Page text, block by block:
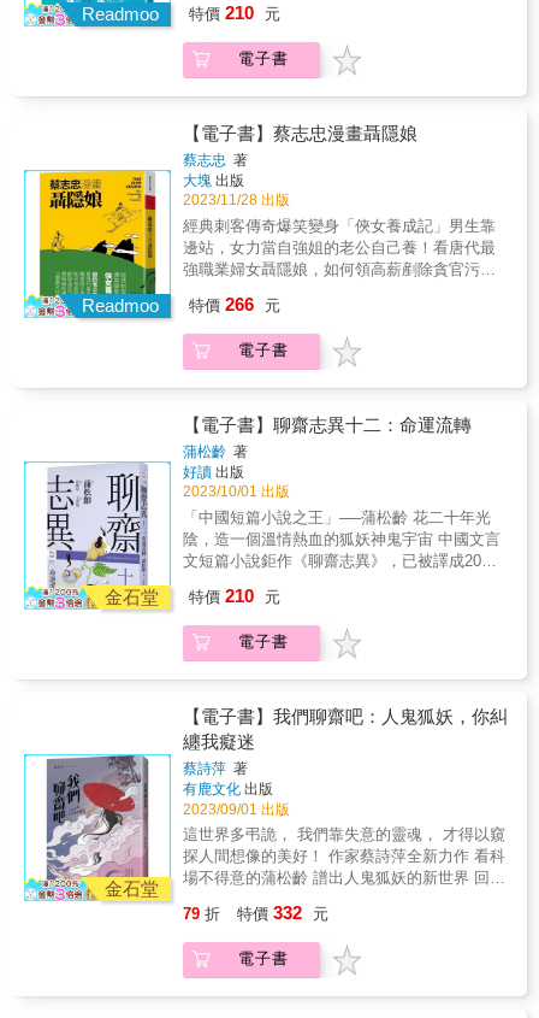
受。） ◎飽吃惠州飯，細和淵明詩 蘇東坡被貶
至惠州，雖有官職，生活仍然貧困。 沒酒可喝
時，他想起了陶淵明： 「誰謂淵明貧，尚有一
放逐儋州，東坡不幸海南幸 歷經大風大浪、來
到儋州，蘇東坡更加體悟陶淵明的超然， 抱持
著不再北歸的心，他打算安居下來，在一首和
陶詩裡寫道： 「借我三畝地，結茅為子鄰。鴃
舌倘可學，化為黎母民。」 （我要在這裡蓋房
子，成為你的鄰居，也學你的方言，成為海南
本地人。） ◎廬山敬淵明與東坡 旅途終站，來
到陶淵明隱居的廬山，偶然見到蘇東坡落款
「歸去來兮」 ──陶淵明最後一次當官，只做了
田園、重返自然的喜悅； 而蘇東坡遠謫儋州，
田園生活實屬不得已，但他在這首詩中找到內
心寧靜， 形體在異鄉漂流，卻創造出心靈的桃
花源。 無論境遇順逆，蘇東坡總能療癒自己，
只因他心中有陶淵明這位知己。 漢學家親訪行
旅足跡，感受兩大文豪的靈魂撞擊。 名人推薦
&& & 作家、丹鳳高中圖書館主任／宋怡慧 虎
尾科大語言中心教授、詩人／王文仁 FB粉絲團
「Lijune．綠君麻麻」版主／綠君麻麻 比爾．
波特是個美國人，但他比許多華人更深入抵達
了傳統中華文化的核心。那裡不僅有遠去的詩
歌和田園，還有閃亮的人格與風骨。──作家／
蔣方舟 比爾．波特在《一念桃花源》中，用酒
和詩跟千年前的詩人對話，把讀者帶到久遠年
代前，桃花源般的詩境裡。──音樂創作者／胡
話， 這是多麼神奇和動人的靈魂撞擊！ 作者決
舊居， 從揚州開始，沿著蘇東坡貶官惠州、儋
州之路，最後北歸常州， 親身感受這場橫跨
700年、兩位文豪的靈魂撞擊。 ◎「我不如陶
訪谷林堂──這是蘇東坡為紀念貴人歐陽修而
建。 57歲，蘇東坡任揚州知州，心中已有歸隱
想法，但還不忍放棄仕途， 糾結之際，他與陶
淵明精神對話，唱和20首〈飲酒〉詩。 每到訪
一處詩人生活過的地方，比爾波特都會朗讀一
首詩表達敬意， 在這裡他讀〈和陶飲酒〉其
一：「偶得酒中趣，空杯亦常持。」 （我領會
受。） ◎飽吃惠州飯，細和淵明詩 蘇東坡被貶
至惠州，雖有官職，生活仍然貧困。 沒酒可喝
時，他想起了陶淵明： 「誰謂淵明貧，尚有一
放逐儋州，東坡不幸海南幸 歷經大風大浪、來
到儋州，蘇東坡更加體悟陶淵明的超然， 抱持
著不再北歸的心，他打算安居下來，在一首和
陶詩裡寫道： 「借我三畝地，結茅為子鄰。鴃
舌倘可學，化為黎母民。」 （我要在這裡蓋房
子，成為你的鄰居，也學你的方言，成為海南
本地人。） ◎廬山敬淵明與東坡 旅途終站，來
「歸去來兮」 ──陶淵明最後一次當官，只做了
田園、重返自然的喜悅； 而蘇東坡遠謫儋州，
田園生活實屬不得已，但他在這首詩中找到內
心寧靜， 形體在異鄉漂流，卻創造出心靈的桃
花源。 無論境遇順逆，蘇東坡總能療癒自己，
只因他心中有陶淵明這位知己。 漢學家親訪行
旅足跡，感受兩大文豪的靈魂撞擊。 名人推薦
&& & 作家、丹鳳高中圖書館主任／宋怡慧 虎
尾科大語言中心教授、詩人／王文仁 FB粉絲團
「Lijune．綠君麻麻」版主／綠君麻麻 比爾．
波特是個美國人，但他比許多華人更深入抵達
了傳統中華文化的核心。那裡不僅有遠去的詩
歌和田園，還有閃亮的人格與風骨。──作家／
和詩跟千年前的詩人對話，把讀者帶到久遠年
代前，桃花源般的詩境裡。──音樂創作者／胡
德夫 &
Readmoo
否邁向Happy Ending？峨眉山蛇妖白素貞與西
湖魚精小青修煉百年後成人，一日西湖邂逅賣
藥郎許仙，許仙與白素貞天雷勾動地火、光速
偶。佛妖兩道輪番使出渾身解術，鬥智也鬥
法。究竟，真愛能否戰勝一切呢？【經典簡
介】《白蛇傳》為中國四大民間傳說，其故事
於明、清逐漸成熟盛行後，一路流傳至今。內
容講述修煉成人的蛇妖白素貞為報答凡人許仙
前世的救命之恩，與其相戀成婚。然而，蟾蜍
精轉世的金山寺和尚法海，為報仇而遊說許仙
讓白素貞喝下雄黃酒，使白蛇現出原形，許仙
則驚嚇暈厥。後白素貞為救夫君不惜偷盜仙
法。最終白素貞因觸犯天條，遭鎮於雷峰塔
底，直到兒子長大考中狀元，才將母親救出。
過去大眾印象中多認為小青是青蛇，但其實明
鎮雷峰塔〉中，小青的原型是一條魚，而蔡志
忠也沿用此設定。【漫畫亮點】《蔡志忠漫畫
白蛇傳》用詼諧逗趣的角度，重新改編了大眾
耳熟能詳的四大傳奇《白蛇傳》，整本漫畫透
過蔡志忠的「黑色幽默」，在保留故事本身的
精髓之下，緊貼時事、笑料不斷，登場人物更
加世俗人性化，與臺灣人息息相關的劇情，保
在蔡志忠的漫畫中，白素貞修行百年只為成
人，但修行方法竟然是投入股海、天天看盤，
還靠炒股「海削一筆」！許仙也不只是單純賣
繹不絕的信徒淨賺不少香油錢。◆醫美當道／
整形盛行：這年頭不只女人愛美要蛇腰，連當
蛇也注重S曲線、前凸後翹，究竟是從蛇變成人
的白蛇妖怪是「假女人」？還是全身從頭到腳
都動過的整形美女是「假女人」？就連許仙和
白素貞婚後也做起了醫美生意，靠著小青的生
意頭腦成功轉型生意一流的整形整所。◆自由
戀愛／多元成家：古時候戀愛總要講究男主外
女主內、門當戶對，但在蔡志忠筆下，小青不
僅崇尚自由戀愛，更提倡「兩個女人也可
一邊當她的頭牌醫師、一邊替許先生孩子，這
段「人蛇相交」的跨物種婚戀，也讓許仙不禁
好奇，孩子出世到底會是「人頭蛇身」還是
特價 210 元
電子書
Readmoo
【電子書】蔡志忠漫畫聶隱娘
蔡志忠 著
大塊 出版
2023/11/28 出版
經典刺客傳奇爆笑變身「俠女養成記」男生靠
邊站，女力當自強姐的老公自己養！看唐代最
強職業婦女聶隱娘，如何領高薪剷除貪官污
邊塞大將聶鋒的千金聶隱娘，遭道姑神祕偷
去，後於崑崙山以萬物為師，被培養成武術絕
頂的女刺客。十年後，習武有成的聶隱娘，以
公，還被高薪挖角無痛跳槽，氣得前東家找來
的日本殺手刀劍過招。中原刺客 vs. 東瀛忍
者，到底誰會勝出？【經典簡介】聶隱娘是唐
代裴鉶《傳奇》中的虛構人物，為魏博大將聶
鋒之女，十歲時被尼姑擄走，過了五年被送回
時已成為一名技藝高超的女刺客。返鄉後聶隱
娘自選了一名僅會磨鏡但別無才能的少年成
親，父親死後，聶隱娘起初聽命於魏博主帥，
魏博主帥因與陳許節度使劉昌裔不合，派聶隱
後來魏博主帥再派殺手前去刺殺聶隱娘，但均
被聶隱娘以法術攻破。後劉昌裔入覲，聶隱娘
則告別離去，直到劉死後，才再度現身京師並
於劉的棺木前痛哭失聲。聶隱娘的故事本就詭
怪荒誕，但一定程度上也反映了唐代當時暗殺
風氣盛行，藩鎮之間互相殘殺的暴戾風氣。聶
隱娘的故事曾被名導侯孝賢改編成電影而為人
熟知，而其實漫畫大師蔡志忠也很早就改編過
聶隱娘漫畫版。【漫畫亮點】蔡志忠以幽默的
筆法轉化腥風血雨的刺客故事，融入許多現今
看來仍緊跟潮流的「女力當道」、「動保抬
頭」等觀念，蔡志忠筆下的聶隱娘身為女俠，
漫畫聶隱娘》可謂是武俠版的「俗女養成
記」！◆女俠養成之路——整個大自然都是我
的修道場：聶隱娘十歲時被道姑擄走，於崑崙
特價 266 元
電子書
金石堂
【電子書】聊齋志異十二：命運流轉
蒲松齡 著
好讀 出版
2023/10/01 出版
「中國短篇小說之王」──蒲松齡 花二十年光
陰，造一個溫情熱血的狐妖神鬼宇宙 中國文言
文短篇小說鉅作《聊齋志異》，已被譯成20多
夢》《三國演義》《水滸傳》《西遊記》四大
名著後 好讀出版，再度推出深具收藏價值的全
彩文圖相映中國文學經典──《聊齋志異》 【最
作，從醞釀、收集素材到完成，共歷時近20
年，甚至到他晚年仍有所增補。蒲松齡被譽為
「中國短篇小說之王」，書中囊括狐仙鬼妖、
奇人異行各種題材，從電影《倩女幽魂》到
《畫皮》，乃至近來引起熱議的創作歌手刀郎
的新歌〈羅剎海市〉，你知道它們皆出自聊齋
嗎？ 《聊齋志異》，是華語世界每位讀者一生
必補充的文學養分，更是文藝創作者、影視工
作者的靈感繆思來源。 《聊齋志異十二：命運
流轉》，精彩故事 三生（冤冤相報）──擁有每
世仇人繼續相恨相殺，這份冤仇究竟有多深，
竟大到「宜結不宜解」？ 長亭（人狐結親）──
都說，狐狸生性狡猾，然而，人類也不遑多
特價 210 元
電子書
金石堂
【電子書】我們聊齋吧：人鬼狐妖，你糾
纏我癡迷
蔡詩萍 著
有鹿文化 出版
2023/09/01 出版
這世界多弔詭， 我們靠失意的靈魂， 才得以窺
探人間想像的美好！ 作家蔡詩萍全新力作 看科
場不得意的蒲松齡 譜出人鬼狐妖的新世界 回望
齋》，總難以避免的想問：松齡哥哥，如果你
功名得意，官場長虹，你，會寫出《聊齋誌
異》嗎？」――蔡詩萍 蒲松齡，少年得意，後
79 折 特價 332 元
電子書